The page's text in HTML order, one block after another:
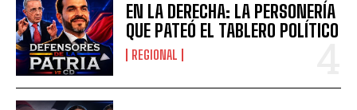
EN LA DERECHA: LA PERSONERÍA
QUE PATEÓ EL TABLERO POLÍTICO
REGIONAL